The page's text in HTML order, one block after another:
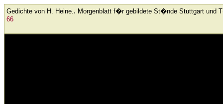
Gedichte von H. Heine.. Morgenblatt f�r gebildete St�nde Stuttgart und
66